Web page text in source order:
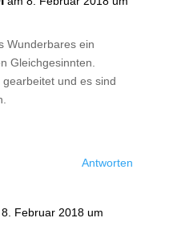
Wunderbares ein
Gleichgesinnten.
und es sind
Antworten
Februar 2018 um